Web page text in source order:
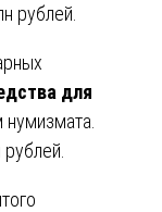
рублей.
для